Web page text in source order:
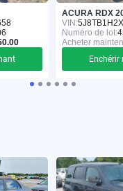
ACURA RDX
VIN:
Numéro de lot:
Acheter